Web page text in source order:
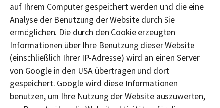
auf Ihrem Computer gespeichert werden und die eine
Analyse der Benutzung der Website durch Sie
ermöglichen. Die durch den Cookie erzeugten
Informationen über Ihre Benutzung dieser Website
(einschließlich Ihrer IP-Adresse) wird an einen Server
von Google in den USA übertragen und dort
gespeichert. Google wird diese Informationen
benutzen, um Ihre Nutzung der Website auszuwerten,